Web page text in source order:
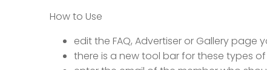
How to Use
edit the FAQ, Advertiser or Gallery
there is a new tool bar for these types